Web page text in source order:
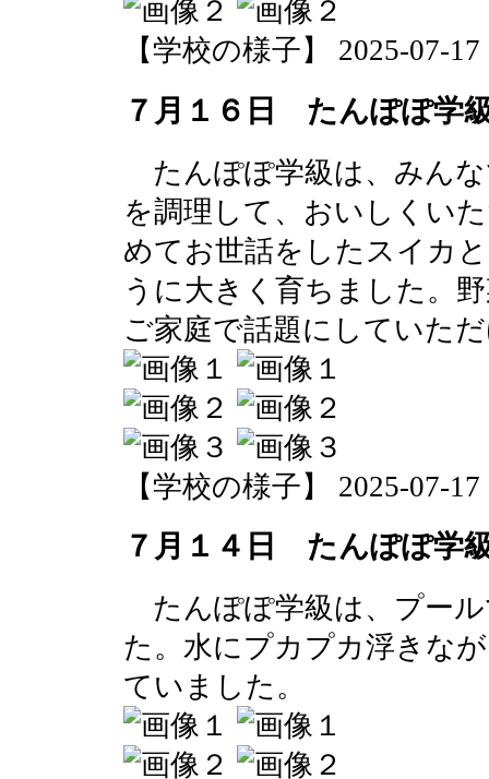
【学校の様子】 2025-07-
７月１６日 たんぽぽ学
たんぽぽ学級は、みん
を調理して、おいしくい
めてお世話をしたスイカ
うに大きく育ちました。
ご家庭で話題にしていた
【学校の様子】 2025-07-
７月１４日 たんぽぽ学
たんぽぽ学級は、プー
た。水にプカプカ浮きな
ていました。